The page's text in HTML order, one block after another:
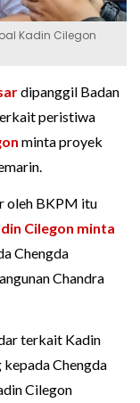
Kadin Cilegon
dipanggil Badan
peristiwa
minta proyek
oleh BKPM itu
Cilegon minta
Chengda
Chandra
terkait Kadin
Chengda
Cilegon